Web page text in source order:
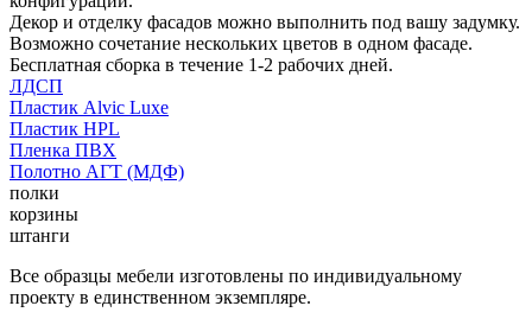
Декор и отделку фасадов можно выполнить под вашу задумку.
Возможно сочетание нескольких цветов в одном фасаде.
Бесплатная сборка в течение 1-2 рабочих дней.
ЛДСП
Пластик Alvic Luxe
Пластик HPL
Пленка ПВХ
Полотно АГТ (МДФ)
полки
корзины
штанги
Все образцы мебели изготовлены по индивидуальному
проекту в единственном экземпляре.